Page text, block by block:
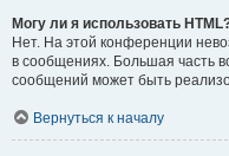
Могу ли я использовать
Нет. На этой конференции
в сообщениях. Большая часть
сообщений может быть
Вернуться к началу